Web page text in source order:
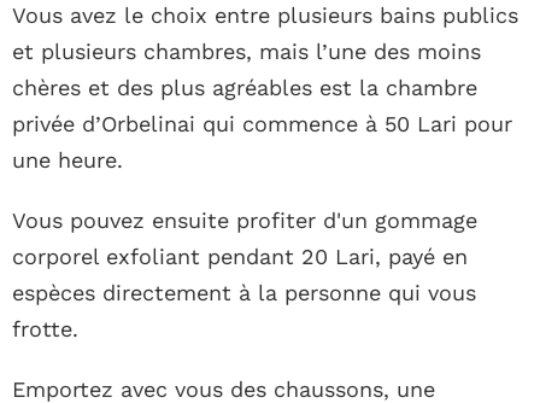
Vous avez le choix entre plusieurs bains publics
et plusieurs chambres, mais l’une des moins
chères et des plus agréables est la chambre
privée d’Orbelinai qui commence à 50 Lari pour
une heure.
Vous pouvez ensuite profiter d'un gommage
corporel exfoliant pendant 20 Lari, payé en
espèces directement à la personne qui vous
frotte.
Emportez avec vous des chaussons, une